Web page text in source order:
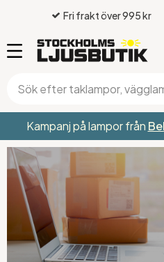
Fri frakt över 995 kr
Kampanj på lampor från